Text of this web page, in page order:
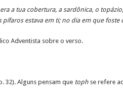
a tua cobertura, a sardônica, o
estava em ti; no dia em que foste
Adventista sobre o verso.
32). Alguns pensam que tophse refere